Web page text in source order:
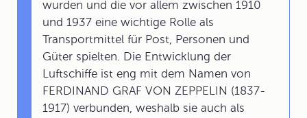
wurden und die vor allem zwischen 1910
und 1937 eine wichtige Rolle als
Transportmittel für Post, Personen und
Güter spielten. Die Entwicklung der
Luftschiffe ist eng mit dem Namen von
FERDINAND GRAF VON ZEPPELIN (1837-
1917) verbunden, weshalb sie auch als